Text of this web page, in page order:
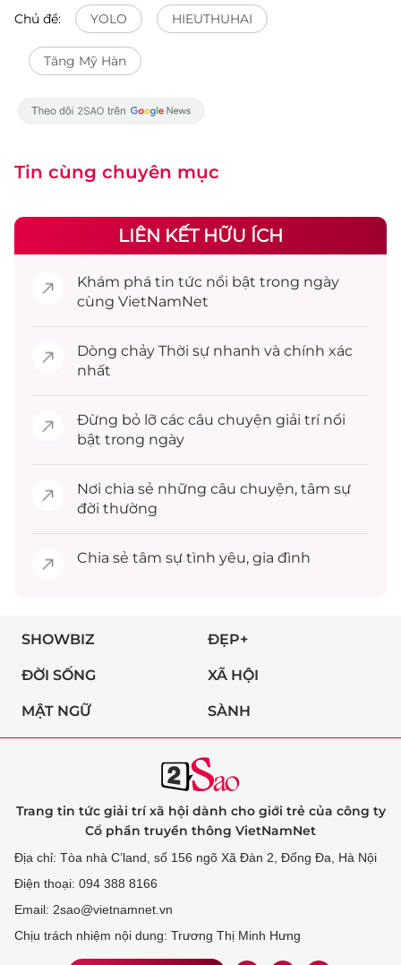
Chủ đề: YOLO HIEUTHUHAI
Tăng Mỹ Hàn
Tin cùng chuyên mục
LIÊN KẾT HỮU ÍCH
Khám phá tin tức nổi bật trong ngày
cùng VietNamNet
Dòng chảy Thời sự nhanh và chính xác
nhất
Đừng bỏ lỡ các câu chuyện giải trínổi
bật trong ngày
Nơi chia sẻ những câu chuyện, tâm sự
đời thường
Chia sẻ tâm sự tình yêu, gia đình
SHOWBIZ ĐẸP+
ĐỜI SỐNG XÃ HỘI
MẬT NGỮ SÀNH
Trang tin tức giải trí xã hội dành cho giới trẻ của công ty
Cổ phần truyền thông VietNamNet
Địa chỉ: Tòa nhà C’land, số 156 ngõ Xã Đàn 2, Đống Đa, Hà Nội
Điện thoại: 094 388 8166
Email: 2sao@vietnamnet.vn
Chịu trách nhiệm nội dung: Trương Thị Minh Hưng